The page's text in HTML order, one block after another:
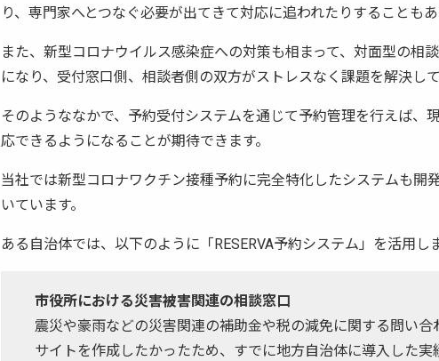
り、専門家へとつなぐ必要が出てきて対応に追われたりすることもあ
また、新型コロナウイルス感染症への対策も相まって、対面型の相
になり、受付窓口側、相談者側の双方がストレスなく課題を解決し
そのようななかで、予約受付システムを通じて予約管理を行えば、
応できるようになることが期待できます。
当社では新型コロナワクチン接種予約に完全特化したシステムも開
いています。
ある自治体では、以下のように「RESERVA予約システム」を活用し
市役所における災害被害関連の相談窓口
震災や豪雨などの災害関連の補助金や税の減免に関する問い
サイトを作成したかったため、すでに地方自治体に導入した実